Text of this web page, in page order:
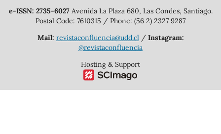
e-ISSN: 2735-6027Avenida La Plaza 680, Las Condes, Santiago.
Postal Code: 7610315 / Phone: (56 2) 2327 9287
Mail: revistaconfluencia@udd.cl/ Instagram:
@revistaconfluencia
Hosting & Support